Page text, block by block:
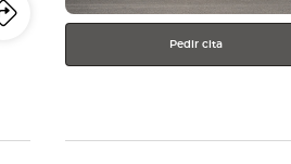
Itinerario
a
Opticien
Pedir cita